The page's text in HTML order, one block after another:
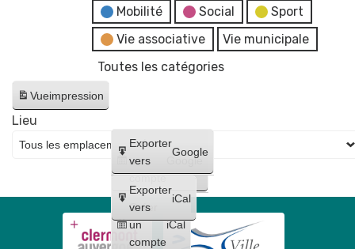
Mobilité
Social
Sport
Vie associative
Vie municipale
Toutes les catégories
Vueimpression
Créer
un
compte
Google
Créer
un
compte
iCal
Exporter
vers
Google
Exporter
vers
iCal
Lieu